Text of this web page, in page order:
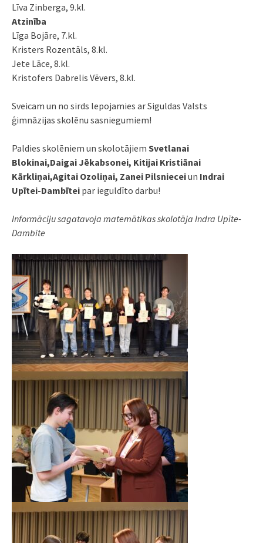
Līva Zinberga, 9.kl.
Atzinība
Līga Bojāre, 7.kl.
Kristers Rozentāls, 8.kl.
Jete Lāce, 8.kl.
Kristofers Dabrelis Vēvers, 8.kl.
Sveicam un no sirds lepojamies ar Siguldas Valsts
ģimnāzijas skolēnu sasniegumiem!
Paldies skolēniem un skolotājiem Svetlanai
Blokinai,Daigai Jēkabsonei, Kitijai Kristiānai
Kārkliņai,Agitai Ozoliņai, Zanei Pilsnieceiun Indrai
Upītei-Dambītei par ieguldīto darbu!
Informāciju sagatavoja matemātikas skolotāja Indra Upīte-
Dambīte